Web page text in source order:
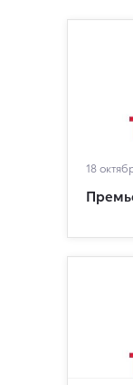
18